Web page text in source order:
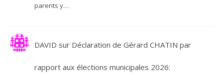
parents y…
DAVID sur Déclaration de Gérard CHATIN par
rapport aux élections municipales 2026: